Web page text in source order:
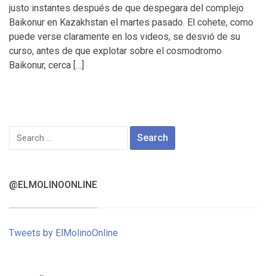
justo instantes después de que despegara del complejo
Baikonur en Kazakhstan el martes pasado. El cohete, como
puede verse claramente en los videos, se desvió de su
curso, antes de que explotar sobre el cosmodromo
Baikonur, cerca […]
Search
for:
@ELMOLINOONLINE
Tweets by ElMolinoOnline